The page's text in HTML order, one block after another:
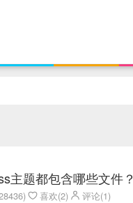
主题都包含哪些文件？
喜欢(2) 评论(1)